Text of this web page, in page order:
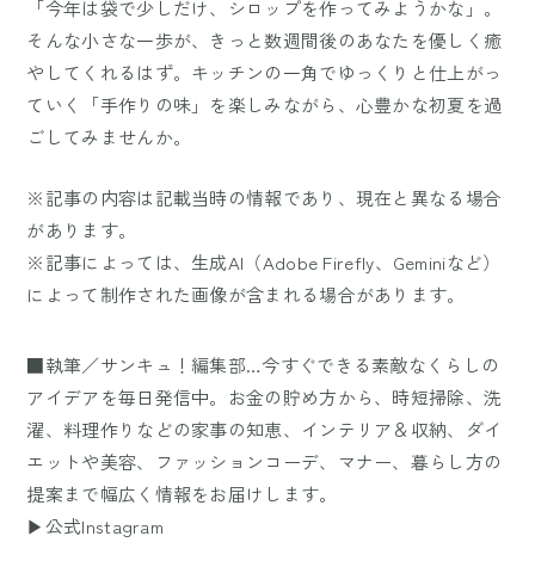
「今年は袋で少しだけ、シロップを作ってみようかな」。
そんな小さな一歩が、きっと数週間後のあなたを優しく癒
やしてくれるはず。キッチンの一角でゆっくりと仕上がっ
ていく「手作りの味」を楽しみながら、心豊かな初夏を過
ごしてみませんか。
※記事の内容は記載当時の情報であり、現在と異なる場合
があります。
※記事によっては、生成AI（Adobe Firefly、Geminiなど）
によって制作された画像が含まれる場合があります。
■執筆／サンキュ！編集部…今すぐできる素敵なくらしの
アイデアを毎日発信中。お金の貯め方から、時短掃除、洗
濯、料理作りなどの家事の知恵、インテリア＆収納、ダイ
エットや美容、ファッションコーデ、マナー、暮らし方の
提案まで幅広く情報をお届けします。
▶公式Instagram